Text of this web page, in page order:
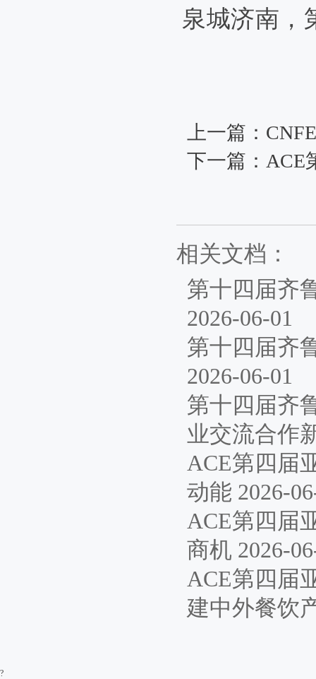
泉城济南，
上一篇：
下一篇： ACE
相关文档：
第十四届齐
2026-06-01
第十四届齐
2026-06-01
第十四届齐
业交流合作
ACE第四届
动能 2026-
ACE第四届
商机 2026-
ACE第四届
建中外餐饮
?